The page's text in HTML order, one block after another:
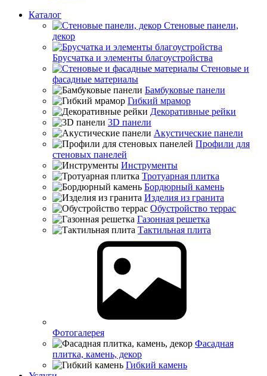
Каталог
Стеновые панели,
декор
Брусчатка и элементы благоустройства
Стеновые и
фасадные материалы
Бамбуковые панели
Гибкий мрамор
Декоративные рейки
3D панели
Акустические панели
Профили для
стеновых панелей
Инструменты
Тротуарная плитка
Бордюрный камень
Изделия из гранита
Обустройство террас
Газонная решетка
Тактильная плита
Фотогалерея
Фасадная
плитка, камень, декор
Гибкий камень